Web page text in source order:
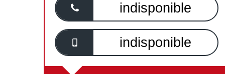
indisponible
indisponible